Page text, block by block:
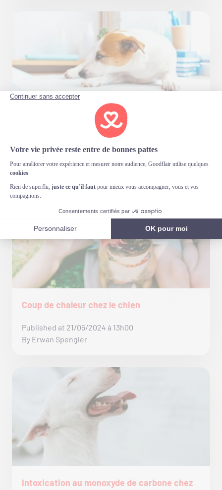
Étouffement chez le chien
Published at 22/05/2024 à 10h30
By Erwan Spengler
Coup de chaleur chez le chien
Published at 21/05/2024 à 13h00
By Erwan Spengler
Intoxication au monoxyde de carbone chez